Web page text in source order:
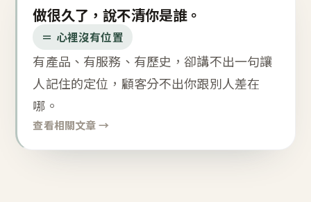
做很久了，說不清你是誰。
＝ 心裡沒有位置
有產品、有服務、有歷史，卻講不出一句讓
人記住的定位，顧客分不出你跟別人差在
哪。
查看相關文章 →